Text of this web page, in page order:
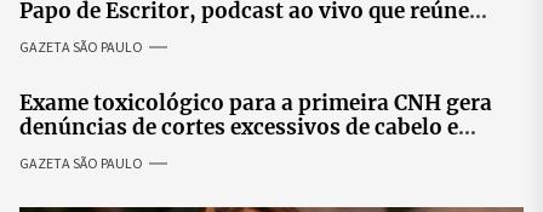
Papo de Escritor, podcast ao vivo que reúne
especialistas para discutir saúde mental e
prosperidade.
GAZETA SÃO PAULO
Exame toxicológico para a primeira CNH gera
denúncias de cortes excessivos de cabelo e
revolta entre candidatas
GAZETA SÃO PAULO